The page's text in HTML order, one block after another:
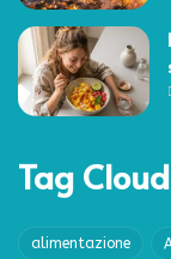
Tag Cloud
alimentazione